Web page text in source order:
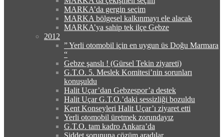
MARKA’da gergin seçim
MARKA bölgesel kalkınmayı ele alacak
MARKA’ya sahip tek ilçe Gebze
2012
” Yerli otomobil için en uygun üs Doğu Marmara
“
Gebze şanslı ! (Gürsel Tekin ziyareti)
G.T.O. 5. Meslek Komitesi’nin sorunları
konuşuldu
Halit Uçar’dan Gebzespor’a destek
Halit Uçar G.T.O.’daki sessizliği bozuldu
Kent Konseyleri Halit Uçar’ı ziyaret etti
Yerli otomobil üretmek zorundayız
G.T.O. tam kadro Ankara’da
Şiddet sorununa çözüm aradılar